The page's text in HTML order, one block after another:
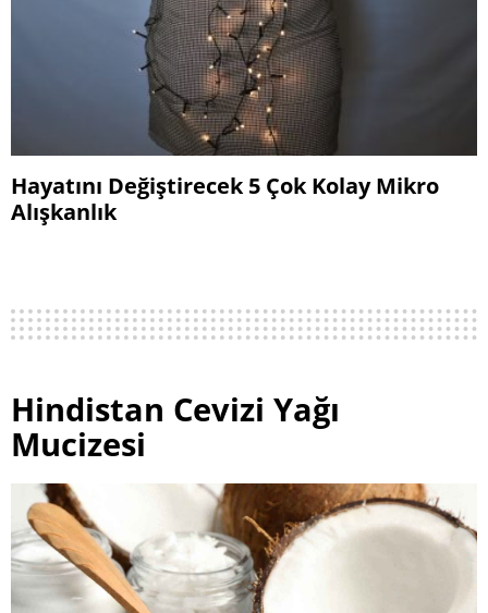
Hayatını Değiştirecek 5 Çok Kolay Mikro
Alışkanlık
Hindistan Cevizi Yağı
Mucizesi